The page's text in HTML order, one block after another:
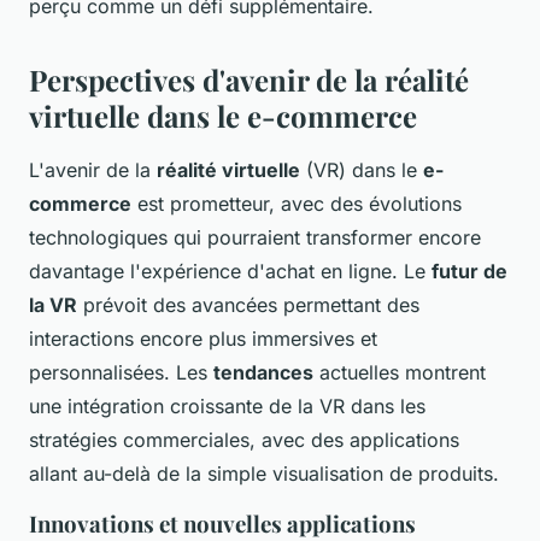
perçu comme un défi supplémentaire.
Perspectives d'avenir de la réalité
virtuelle dans le e-commerce
L'avenir de la réalité virtuelle (VR) dans le e-
commerce est prometteur, avec des évolutions
technologiques qui pourraient transformer encore
davantage l'expérience d'achat en ligne. Le futur de
la VR prévoit des avancées permettant des
interactions encore plus immersives et
personnalisées. Les tendances actuelles montrent
une intégration croissante de la VR dans les
stratégies commerciales, avec des applications
allant au-delà de la simple visualisation de produits.
Innovations et nouvelles applications